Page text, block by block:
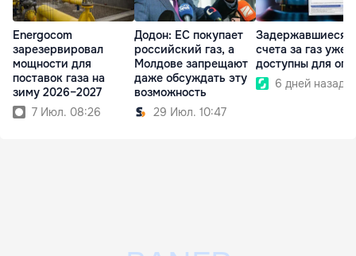
Energocom
зарезервировал
мощности для
поставок газа на
зиму 2026–2027
7 Июл. 08:26
Додон: ЕС покупает
российский газ, а
Молдове запрещают
даже обсуждать эту
возможность
29 Июл. 10:47
Задержавшиеся
счета за газ уже
доступны для
6 дней назад